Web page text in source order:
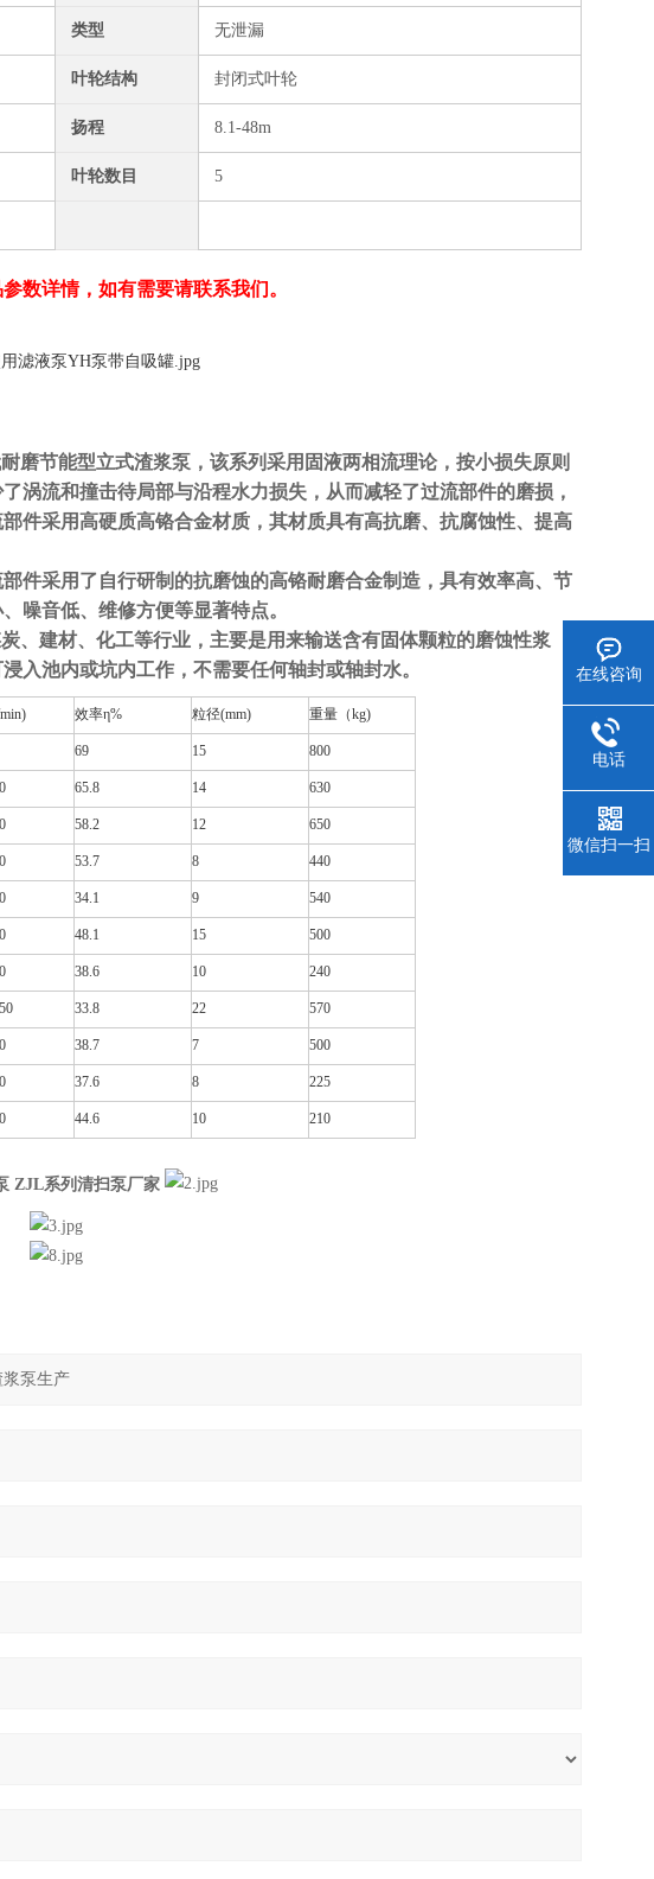
类型 无泄漏
叶轮结构 封闭式叶轮
扬程 8.1-48m
叶轮数目 5
数详情，如有需要请联系我们。
磨节能型立式渣浆泵，该系列采用固液两相流理论，按小损失原则
涡流和撞击待局部与沿程水力损失，从而减轻了过流部件的磨损，
件采用高硬质高铬合金材质，其材质具有高抗磨、抗腐蚀性、提高
件采用了自行研制的抗磨蚀的高铬耐磨合金制造，具有效率高、节
噪音低、维修方便等显著特点。
、建材、化工等行业，主要是用来输送含有固体颗粒的磨蚀性浆
入池内或坑内工作，不需要任何轴封或轴封水。
效率η% 粒径(mm) 重量（kg)
69 15 800
65.8 14 630
58.2 12 650
53.7 8 440
34.1 9 540
48.1 15 500
38.6 10 240
33.8 22 570
38.7 7 500
37.6 8 225
44.6 10 210
ZJL系列清扫泵厂家
在线咨询
电话
微信扫一扫